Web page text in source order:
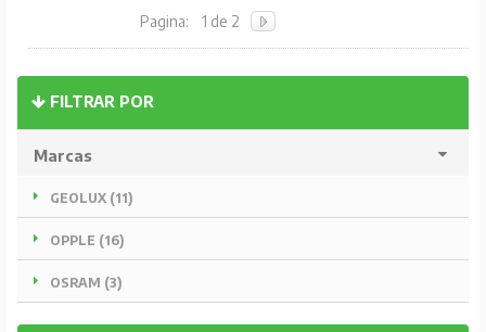
FILTRAR POR
Marcas
GEOLUX (11)
OPPLE (16)
OSRAM (3)
Pagina: 1 de 2